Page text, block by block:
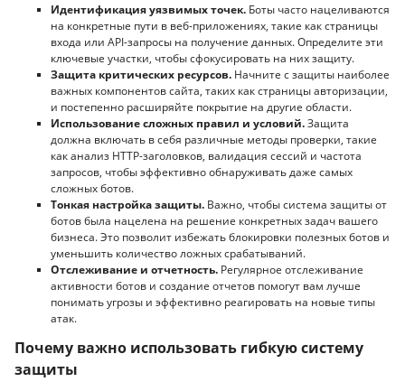
Идентификация уязвимых точек. Боты часто нацеливаются
на конкретные пути в веб-приложениях, такие как страницы
входа или API-запросы на получение данных. Определите эти
ключевые участки, чтобы сфокусировать на них защиту.
Защита критических ресурсов. Начните с защиты наиболее
важных компонентов сайта, таких как страницы авторизации,
и постепенно расширяйте покрытие на другие области.
Использование сложных правил и условий.Защита
должна включать в себя различные методы проверки, такие
как анализ HTTP-заголовков, валидация сессий и частота
запросов, чтобы эффективно обнаруживать даже самых
сложных ботов.
Тонкая настройка защиты. Важно, чтобы система защиты от
ботов была нацелена на решение конкретных задач вашего
бизнеса. Это позволит избежать блокировки полезных ботов и
уменьшить количество ложных срабатываний.
Отслеживание и отчетность. Регулярное отслеживание
активности ботов и создание отчетов помогут вам лучше
понимать угрозы и эффективно реагировать на новые типы
атак.
Почему важно использовать гибкую систему
защиты